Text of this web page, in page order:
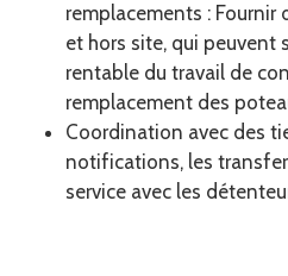
remplacements : Fournir
et hors site, qui peuvent
rentable du travail de
remplacement des
Coordination avec des
notifications, les
service avec les